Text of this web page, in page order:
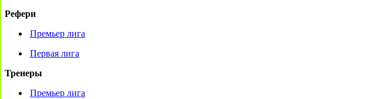
Рефери
Премьер лига
Первая лига
Тренеры
Премьер лига